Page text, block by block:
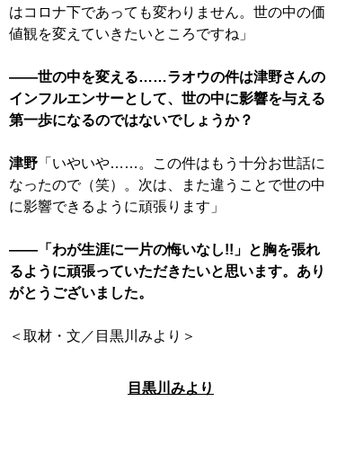
はコロナ下であっても変わりません。世の中の価
値観を変えていきたいところですね」
――世の中を変える……ラオウの件は津野さんの
インフルエンサーとして、世の中に影響を与える
第一歩になるのではないでしょうか？
津野 「いやいや……。この件はもう十分お世話に
なったので（笑）。次は、また違うことで世の中
に影響できるように頑張ります」
――「わが生涯に一片の悔いなし!!」と胸を張れ
るように頑張っていただきたいと思います。あり
がとうございました。
＜取材・文／目黒川みより＞
目黒川みより